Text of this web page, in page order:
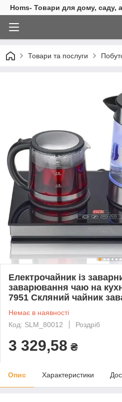
Homs- Товари для дому, саду,
Товари та послуги
Електрочайник із
заварювання чаю на
7951 Скляний чайник
Немає в наявності
Код: SLM_80012
Роздріб
3 329,58 ₴
Опис Характеристики